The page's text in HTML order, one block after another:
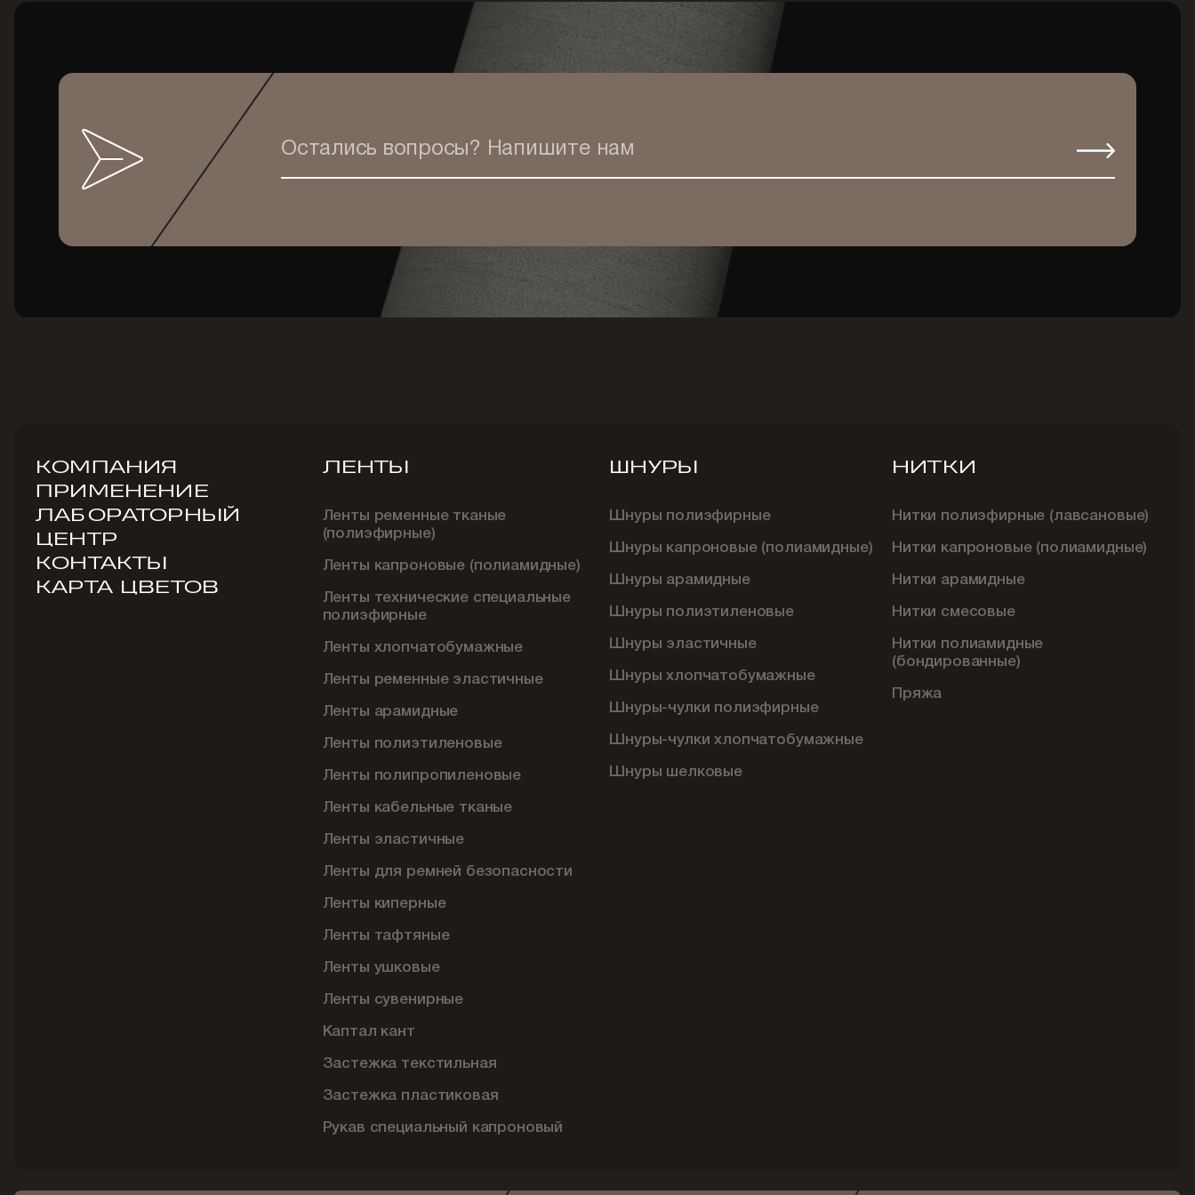
Остались вопросы? Напишите нам
КОМПАНИЯ
ПРИМЕНЕНИЕ
ЛАБОРАТОРНЫЙ
ЦЕНТР
КОНТАКТЫ
КАРТА ЦВЕТОВ
ЛЕНТЫ
Ленты ременные тканые
(полиэфирные)
Ленты капроновые (полиамидные)
Ленты технические специальные
полиэфирные
Ленты хлопчатобумажные
Ленты ременные эластичные
Ленты арамидные
Ленты полиэтиленовые
Ленты полипропиленовые
Ленты кабельные тканые
Ленты эластичные
Ленты для ремней безопасности
Ленты киперные
Ленты тафтяные
Ленты ушковые
Ленты сувенирные
Каптал кант
Застежка текстильная
Застежка пластиковая
Рукав специальный капроновый
ШНУРЫ
Шнуры полиэфирные
Шнуры капроновые (полиамидные)
Шнуры арамидные
Шнуры полиэтиленовые
Шнуры эластичные
Шнуры хлопчатобумажные
Шнуры-чулки полиэфирные
Шнуры-чулки хлопчатобумажные
Шнуры шелковые
НИТКИ
Нитки полиэфирные (лавсановые)
Нитки капроновые (полиамидные)
Нитки арамидные
Нитки смесовые
Нитки полиамидные
(бондированные)
Пряжа